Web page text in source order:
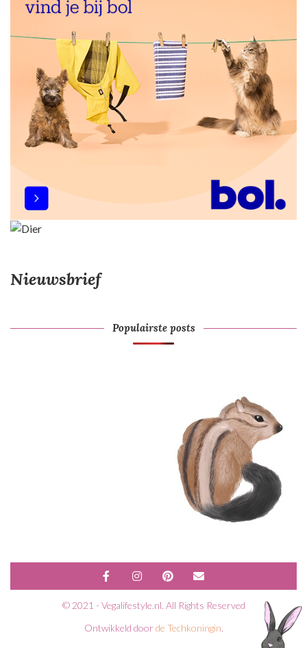
Nieuwsbrief
Populairste posts
© 2021 - Vegalifestyle.nl. All Rights Reserved
Ontwikkeld door de Techkoningin.